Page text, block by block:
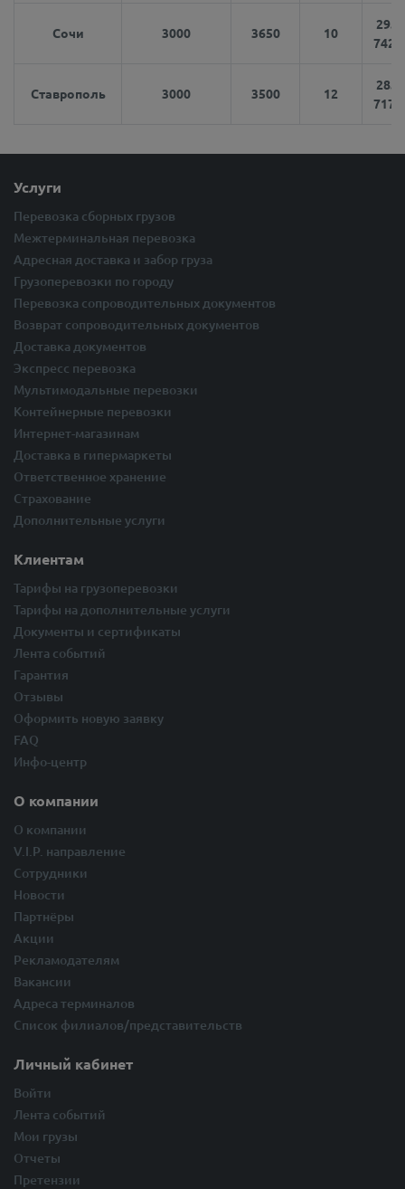
Сочи 3000 3650 10
29.7
7425
Ставрополь 3000 3500 12
28.7
7175
Услуги
Перевозка сборных грузов
Межтерминальная перевозка
Адресная доставка и забор груза
Грузоперевозки по городу
Перевозка сопроводительных документов
Возврат сопроводительных документов
Доставка документов
Экспресс перевозка
Мультимодальные перевозки
Контейнерные перевозки
Интернет-магазинам
Доставка в гипермаркеты
Ответственное хранение
Страхование
Дополнительные услуги
Клиентам
Тарифы на грузоперевозки
Тарифы на дополнительные услуги
Документы и сертификаты
Лента событий
Гарантия
Отзывы
Оформить новую заявку
FAQ
Инфо-центр
О компании
О компании
V.I.P. направление
Сотрудники
Новости
Партнёры
Акции
Рекламодателям
Вакансии
Адреса терминалов
Список филиалов/представительств
Личный кабинет
Войти
Лента событий
Мои грузы
Отчеты
Претензии